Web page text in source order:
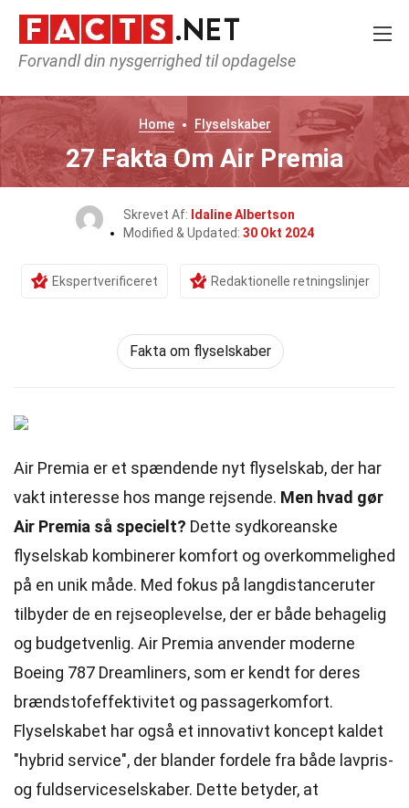
Forvandl din nysgerrighed til opdagelse
Home Flyselskaber
27 Fakta Om Air Premia
Skrevet Af: Idaline Albertson
Modified & Updated: 30 Okt 2024
Ekspertverificeret Redaktionelle retningslinjer
Fakta om flyselskaber
Air Premia er et spændende nyt flyselskab, der har
vakt interesse hos mange rejsende. Men hvad gør
Air Premia så specielt? Dette sydkoreanske
flyselskab kombinerer komfort og overkommelighed
på en unik måde. Med fokus på langdistanceruter
tilbyder de en rejseoplevelse, der er både behagelig
og budgetvenlig. Air Premia anvender moderne
Boeing 787 Dreamliners, som er kendt for deres
brændstofeffektivitet og passagerkomfort.
Flyselskabet har også et innovativt koncept kaldet
"hybrid service", der blander fordele fra både lavpris-
og fuldserviceselskaber. Dette betyder, at